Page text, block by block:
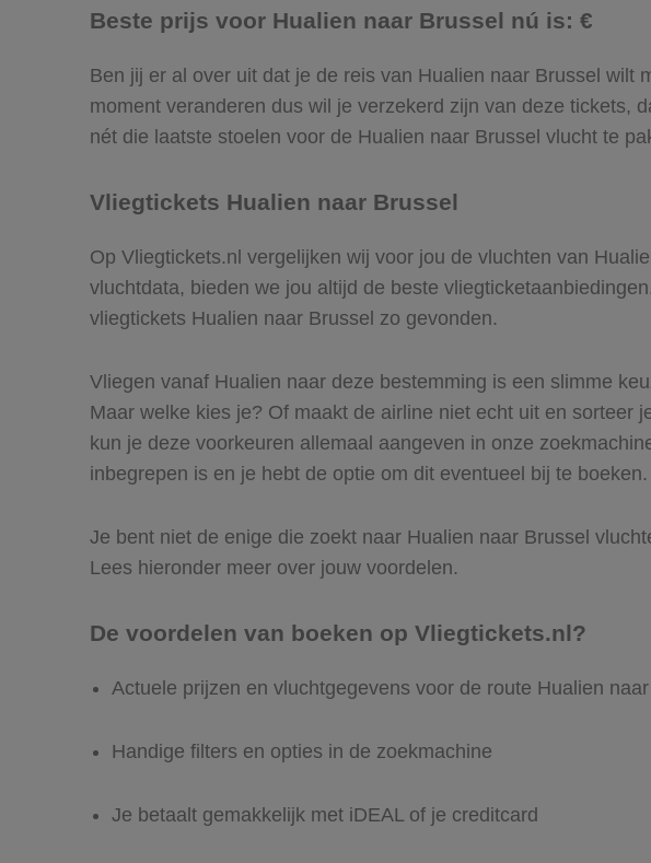
Beste prijs voor Hualien naar Brussel nú is: €
Ben jij er al over uit dat je de reis van Hualien naar Brussel
moment veranderen dus wil je verzekerd zijn van deze tickets,
nét die laatste stoelen voor de Hualien naar Brussel vlucht te
Vliegtickets Hualien naar Brussel
Op Vliegtickets.nl vergelijken wij voor jou de vluchten van
vluchtdata, bieden we jou altijd de beste
vliegtickets Hualien naar Brussel zo gevonden.
Vliegen vanaf Hualien naar deze bestemming is een slimme
Maar welke kies je? Of maakt de airline niet echt uit en sorteer
kun je deze voorkeuren allemaal aangeven in onze
inbegrepen is en je hebt de optie om dit eventueel bij te boeken.
Je bent niet de enige die zoekt naar Hualien naar Brussel
Lees hieronder meer over jouw voordelen.
De voordelen van boeken op Vliegtickets.nl?
Actuele prijzen en vluchtgegevens voor de route Hualien
Handige filters en opties in de zoekmachine
Je betaalt gemakkelijk met iDEAL of je creditcard